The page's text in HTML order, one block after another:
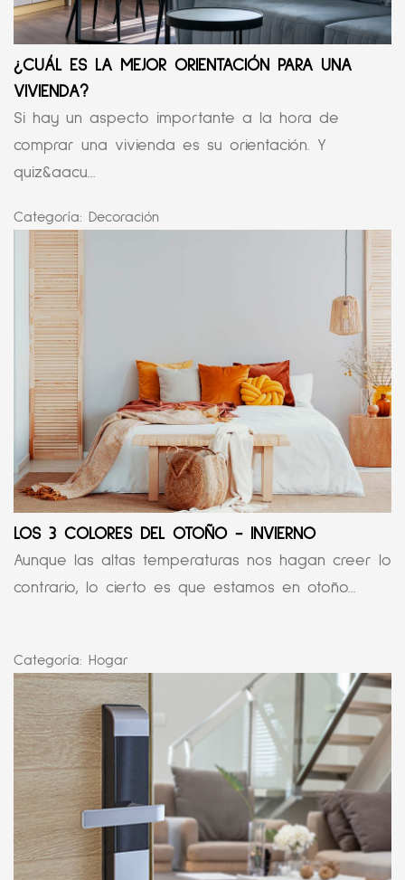
¿CUÁL ES LA MEJOR ORIENTACIÓN PARA UNA
VIVIENDA?
Si hay un aspecto importante a la hora de
comprar una vivienda es su orientación. Y
quiz&aacu...
Categoría: Decoración
LOS 3 COLORES DEL OTOÑO - INVIERNO
Aunque las altas temperaturas nos hagan creer lo
contrario, lo cierto es que estamos en otoño...
Categoría: Hogar